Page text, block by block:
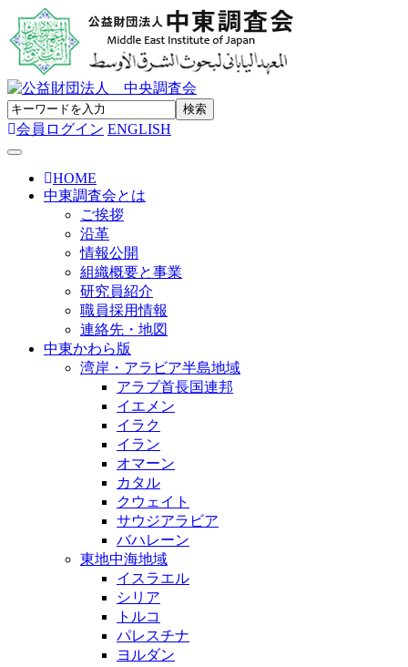
会員ログイン ENGLISH
Toggle navigation
HOME
中東調査会とは
ご挨拶
沿革
情報公開
組織概要と事業
研究員紹介
職員採用情報
連絡先・地図
中東かわら版
湾岸・アラビア半島地域
アラブ首長国連邦
イエメン
イラク
イラン
オマーン
カタル
クウェイト
サウジアラビア
バハレーン
東地中海地域
イスラエル
シリア
トルコ
パレスチナ
ヨルダン